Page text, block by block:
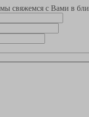
свяжемся с Вами в